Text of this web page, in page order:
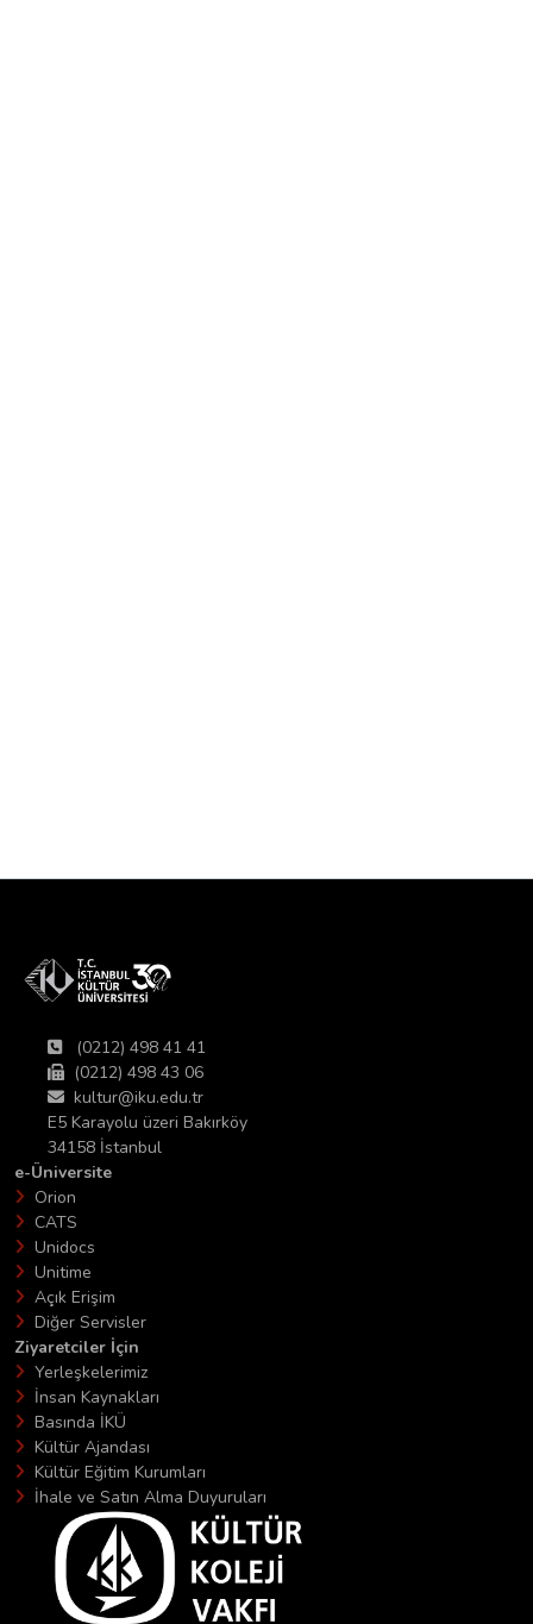
(0212) 498 41 41
(0212) 498 43 06
kultur@iku.edu.tr
E5 Karayolu üzeri Bakırköy
34158 İstanbul
e-Üniversite
Orion
CATS
Unidocs
Unitime
Açık Erişim
Diğer Servisler
Ziyaretciler İçin
Yerleşkelerimiz
İnsan Kaynakları
Basında İKÜ
Kültür Ajandası
Kültür Eğitim Kurumları
İhale ve Satın Alma Duyuruları